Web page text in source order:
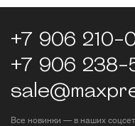
+7 906 210-
+7 906 238-
Все новинки — в наших